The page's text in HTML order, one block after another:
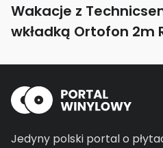
Wakacje z
wkładką Ortofon 2m
Jedyny polski portal o